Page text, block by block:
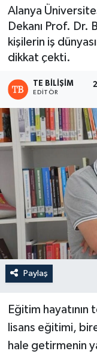
Alanya
Dekanı Prof. Dr.
kişilerin iş
dikkat çekti.
TE BILIŞIM
EDITÖR
Paylaş
Eğitim hayatının
lisans eğitimi,
hale getirmenin
Tüm
Son Dakika
Haber Arşivi